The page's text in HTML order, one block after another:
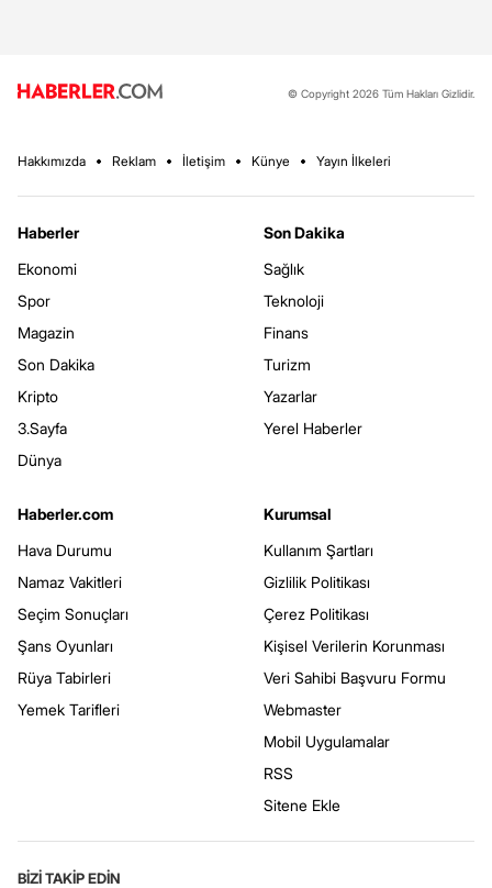
© Copyright 2026 Tüm Hakları Gizlidir.
Hakkımızda Reklam İletişim Künye Yayın İlkeleri
Haberler
Ekonomi
Spor
Magazin
Son Dakika
Kripto
3.Sayfa
Dünya
Son Dakika
Sağlık
Teknoloji
Finans
Turizm
Yazarlar
Yerel Haberler
Haberler.com
Hava Durumu
Namaz Vakitleri
Seçim Sonuçları
Şans Oyunları
Rüya Tabirleri
Yemek Tarifleri
Kurumsal
Kullanım Şartları
Gizlilik Politikası
Çerez Politikası
Kişisel Verilerin Korunması
Veri Sahibi Başvuru Formu
Webmaster
Mobil Uygulamalar
RSS
Sitene Ekle
BİZİ TAKİP EDİN